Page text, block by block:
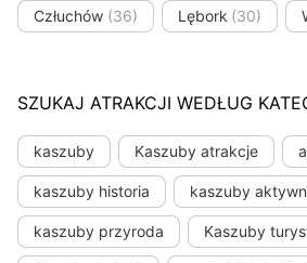
Człuchów (36) Lębork (30)
SZUKAJ ATRAKCJI WEDŁUG
kaszuby Kaszuby atrakcje
kaszuby historia kaszuby
kaszuby przyroda Kaszuby